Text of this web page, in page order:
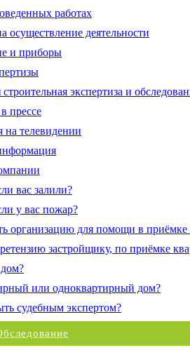
работах
осуществление деятельности
и приборы
экспертиза и
прессе
на телевидении
вас залили?
у вас пожар?
организацию для помощи в приёмке
застройщику, по приёмке
или одноквартирный дом?
судебным экспертом?